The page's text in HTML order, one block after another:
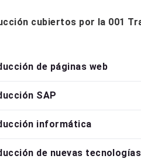
cubiertos por la 001
de páginas web
SAP
informática
de nuevas tecnologías